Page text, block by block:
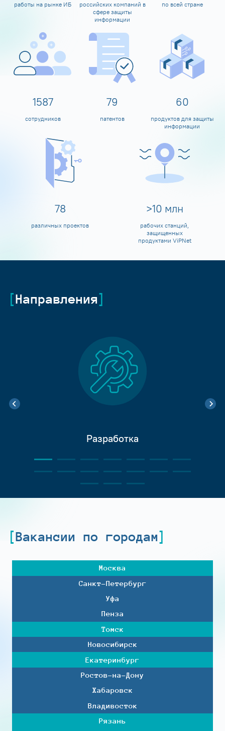
работы на рынке ИБ
российских компаний в
сфере защиты
информации
по всей стране
1600
сотрудников
80
патентов
60
продуктов для защиты
информации
80
различных проектов
>10 млн
рабочих станций,
защищенных
продуктами ViPNet
Направления
Разработка
Вакансии по городам
Москва
Санкт-Петербург
Уфа
Пенза
Томск
Новосибирск
Екатеринбург
Ростов-на-Дону
Хабаровск
Владивосток
Рязань